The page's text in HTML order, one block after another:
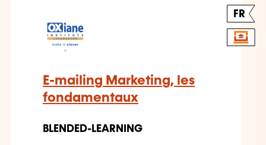
FR
E-mailing Marketing, les
fondamentaux
BLENDED-LEARNING